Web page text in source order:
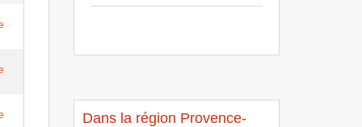
Dans la région Provence-